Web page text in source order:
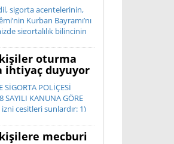
sigorta acentelerinin,
Kurban Bayramı’nı
sigortalılık bilincinin
oturma
ihtiyaç duyuyor
SİGORTA POLİÇESİ
SAYILI KANUNA GÖRE
çeşitleri şunlardır: 1)
mecburi